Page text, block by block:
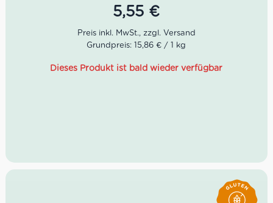
Gebrauch von Zucker überdeckt werden, sondern ihren
eigenen Fruchtgeschmack behalten. Insgesamt ist diese
Grapefruit Marmelade ein sehr schmackhafter,
italienischer Brotaufstrich, den Du unbedingt probieren
5,55 €
Grundpreis: 15,86 € / 1 kg
Dieses Produkt ist bald wieder verfügbar